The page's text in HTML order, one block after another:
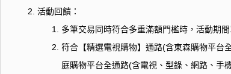
活動回饋：
多筆交易同時符合多重滿額門檻時，活動期
符合【精選電視購物】通路(含東森購物平台
庭購物平台全通路(含電視、型錄、網路、手